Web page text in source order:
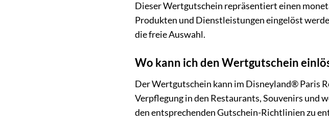
Dieser Wertgutschein repräsentiert einen
Produkten und Dienstleistungen eingelöst
die freie Auswahl.
Wo kann ich den Wertgutschein
Der Wertgutschein kann im Disneyland® Paris
Verpflegung in den Restaurants, Souvenirs und
den entsprechenden Gutschein-Richtlinien zu